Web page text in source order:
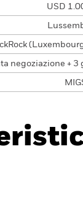
USD
negoziazione + 3